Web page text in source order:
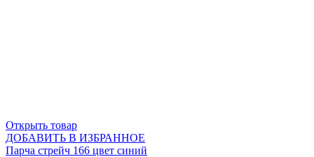
Открыть товар
ДОБАВИТЬ В ИЗБРАННОЕ
Парча стрейч 166 цвет синий